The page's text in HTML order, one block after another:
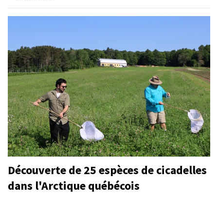
Découverte de 25 espèces de cicadelles
dans l'Arctique québécois